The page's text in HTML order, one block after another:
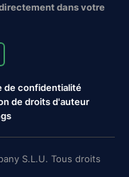
dans votre
de confidentialité
de droits d'auteur
S.L.U. Tous droits